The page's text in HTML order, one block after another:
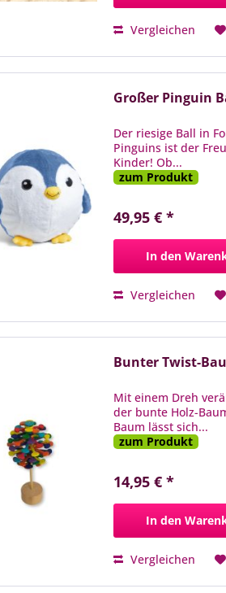
Vergleichen
Großer Pinguin
Der riesige Ball in
Pinguins ist der
Kinder! Ob...
zum Produkt
49,95 € *
In den
Vergleichen
Bunter Twist-
Mit einem Dreh
der bunte Holz-
Baum lässt sich...
zum Produkt
14,95 € *
In den
Vergleichen